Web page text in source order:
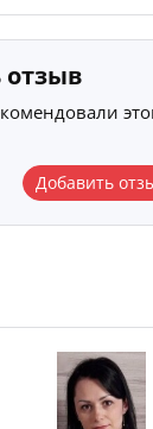
отзыв
Добавить